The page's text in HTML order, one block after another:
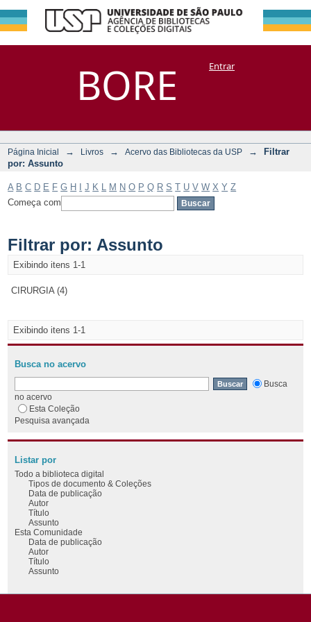
BORE
Filtrar por:
Assunto
DSpace/Manakin + CoriscoEntrar
Página Inicial → Livros → Acervo das Bibliotecas da USP →
Filtrar
por: Assunto
A B C D E F G H J K M N O P Q R S T U V W X Y Z
Começa com
Filtrar por: Assunto
Exibindo itens 1-1
CIRURGIA (4)
Exibindo itens 1-1
Busca no acervo
Busca
no acervo
Esta Coleção
Pesquisa avançada
Listar por
Todo a biblioteca digital
Tipos de documento & Coleções
Data de publicação
Autor
Título
Assunto
Esta Comunidade
Data de publicação
Autor
Título
Assunto